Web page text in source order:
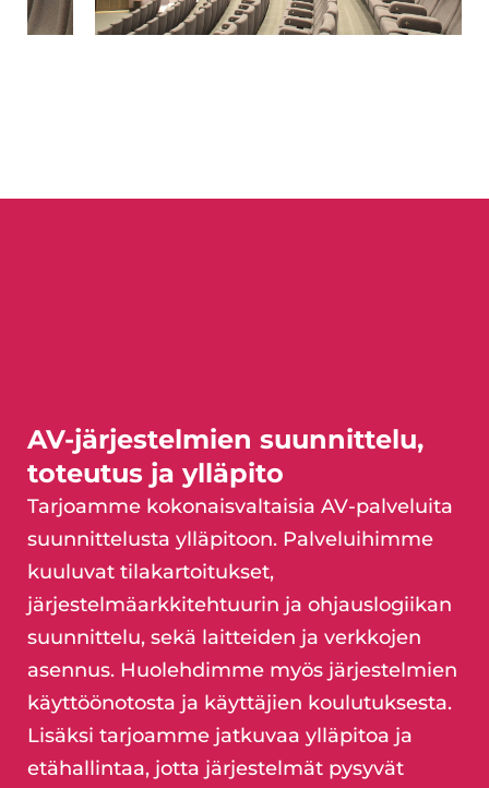
AV-järjestelmien suunnittelu,
toteutus ja ylläpito
Tarjoamme kokonaisvaltaisia AV-palveluita
suunnittelusta ylläpitoon. Palveluihimme
kuuluvat tilakartoitukset,
järjestelmäarkkitehtuurin ja ohjauslogiikan
suunnittelu, sekä laitteiden ja verkkojen
asennus. Huolehdimme myös järjestelmien
käyttöönotosta ja käyttäjien koulutuksesta.
Lisäksi tarjoamme jatkuvaa ylläpitoa ja
etähallintaa, jotta järjestelmät pysyvät